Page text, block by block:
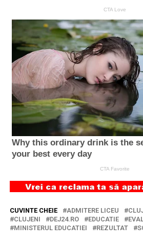
CUVINTE CHEIE ADMITERE LICEU
CLUJENI
DEJ24.RO EDUCATIE
MINISTERUL EDUCATIEI
REZULTAT